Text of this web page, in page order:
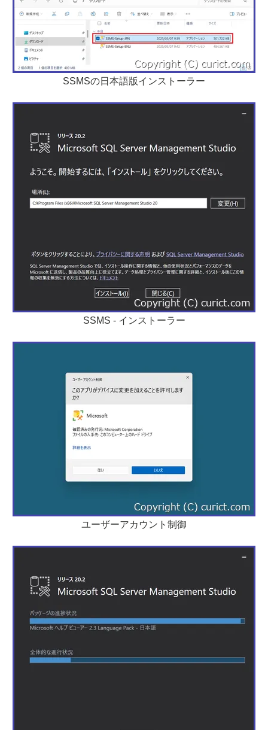
SSMSの日本語版インストーラー
SSMS - インストーラー
ユーザーアカウント制御